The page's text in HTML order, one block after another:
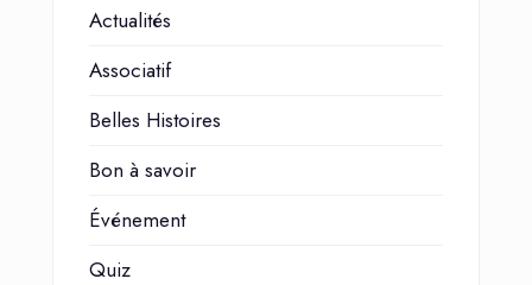
Actualités
Associatif
Belles Histoires
Bon à savoir
Événement
Quiz